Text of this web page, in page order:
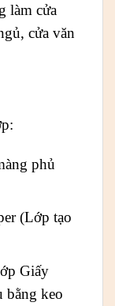
làm cửa
cửa văn
phủ
(Lớp tạo
Giấy
bằng keo